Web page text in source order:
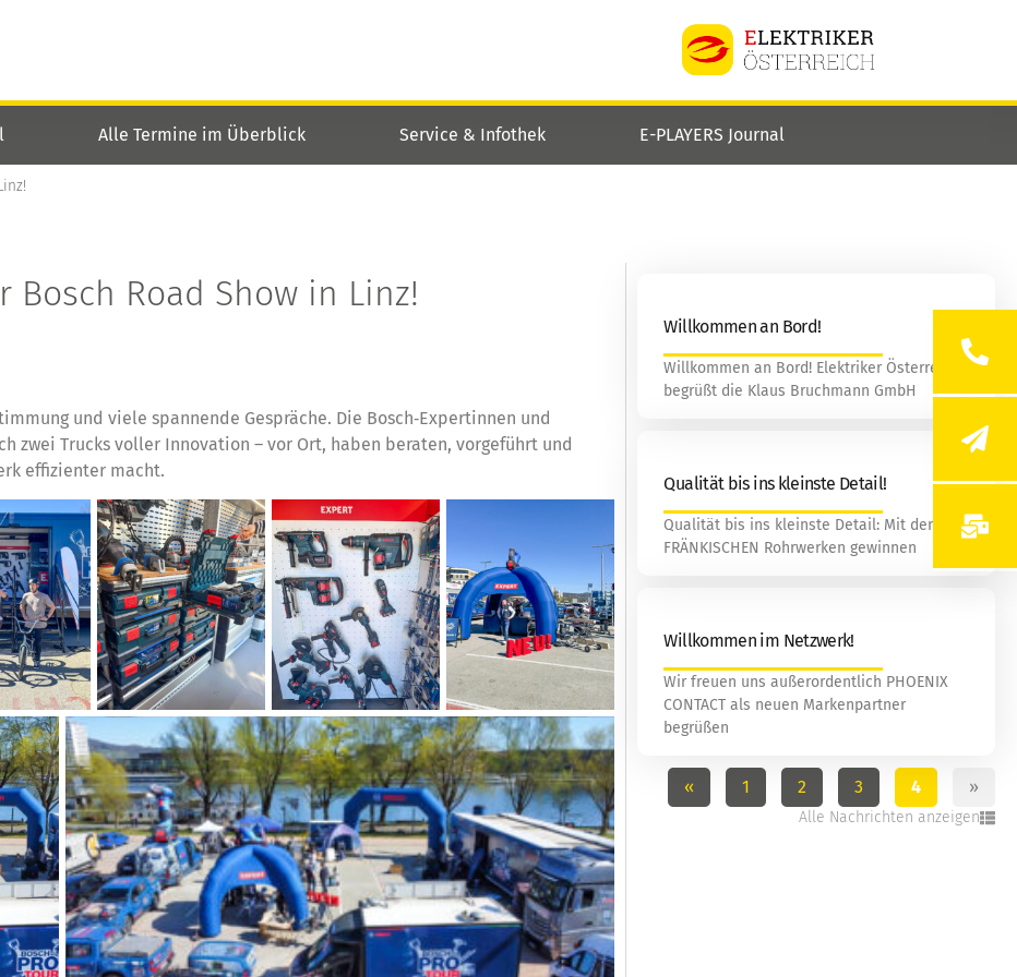
Alle Termine im Überblick Service & Infothek E-PLAYERS Journal
Road Show in Linz!
und viele spannende Gespräche. Die Bosch‑Expertinnen und
zwei Trucks voller Innovation – vor Ort, haben beraten, vorgeführt und
effizienter macht.
Willkommen an Bord!
Willkommen an Bord! Elektriker Österreich
begrüßt die Klaus Bruchmann GmbH
Qualität bis ins kleinste Detail!
Qualität bis ins kleinste Detail: Mit den
FRÄNKISCHEN Rohrwerken gewinnen
Willkommen im Netzwerk!
Wir freuen uns außerordentlich PHOENIX
CONTACT als neuen Markenpartner
begrüßen
« 1 2 3 4 »
Alle Nachrichten anzeigen